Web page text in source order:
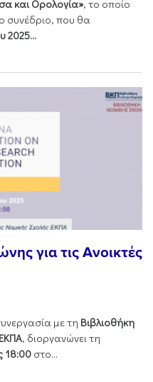
και Ορολογία», το οποίο
συνέδριο, που θα
2025...
για τις Ανοικτές
με τη Βιβλιοθήκη
, διοργανώνει τη
18:00 στο...